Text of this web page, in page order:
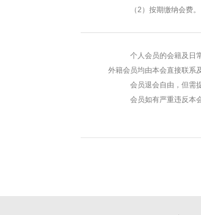
（2）按期缴纳会费。
个人会员的会籍及日常管
外籍会员均由本会直接联系
会员退会自由，但需提
会员如有严重违反本会章